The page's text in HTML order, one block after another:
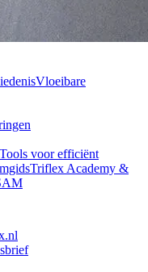
Vloeibare
Tools voor efficiënt
Triflex Academy &